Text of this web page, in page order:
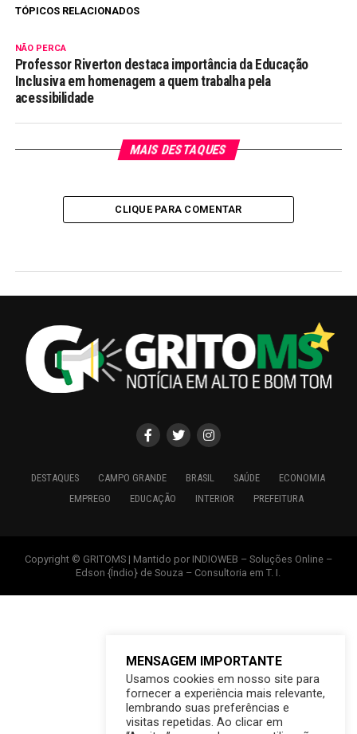
TÓPICOS RELACIONADOS
NÃO PERCA
Professor Riverton destaca importância da Educação
Inclusiva em homenagem a quem trabalha pela
acessibilidade
MAIS DESTAQUES
CLIQUE PARA COMENTAR
DESTAQUES CAMPO GRANDE BRASIL SAÚDE
ECONOMIA
EMPREGO
EDUCAÇÃO INTERIOR PREFEITURA
Copyright © GRITOMS | Mantido por INDIOWEB – Soluções Online –
Edson {Índio} de Souza – Consultoria em T. I.
MENSAGEM IMPORTANTE
Usamos cookies em nosso site para
fornecer a experiência mais relevante,
lembrando suas preferências e
visitas repetidas. Ao clicar em